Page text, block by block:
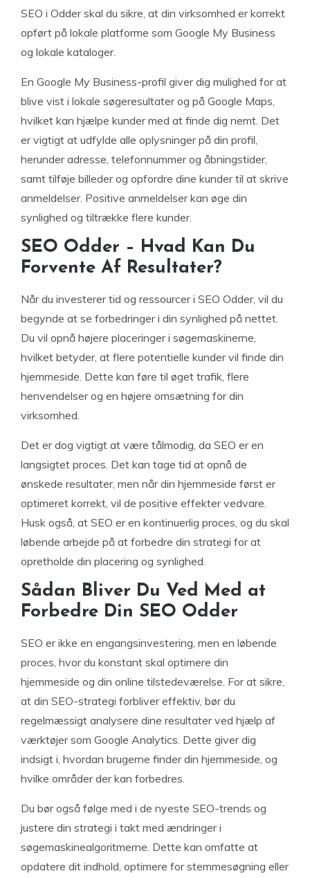
SEO i Odder skal du sikre, at din virksomhed er korrekt
opført på lokale platforme som Google My Business
og lokale kataloger.
En Google My Business-profil giver dig mulighed for at
blive vist i lokale søgeresultater og på Google Maps,
hvilket kan hjælpe kunder med at finde dig nemt. Det
er vigtigt at udfylde alle oplysninger på din profil,
herunder adresse, telefonnummer og åbningstider,
samt tilføje billeder og opfordre dine kunder til at skrive
anmeldelser. Positive anmeldelser kan øge din
synlighed og tiltrække flere kunder.
SEO Odder – Hvad Kan Du
Forvente Af Resultater?
Når du investerer tid og ressourcer i SEO Odder, vil du
begynde at se forbedringer i din synlighed på nettet.
Du vil opnå højere placeringer i søgemaskinerne,
hvilket betyder, at flere potentielle kunder vil finde din
hjemmeside. Dette kan føre til øget trafik, flere
henvendelser og en højere omsætning for din
virksomhed.
Det er dog vigtigt at være tålmodig, da SEO er en
langsigtet proces. Det kan tage tid at opnå de
ønskede resultater, men når din hjemmeside først er
optimeret korrekt, vil de positive effekter vedvare.
Husk også, at SEO er en kontinuerlig proces, og du skal
løbende arbejde på at forbedre din strategi for at
opretholde din placering og synlighed.
Sådan Bliver Du Ved Med at
Forbedre Din SEO Odder
SEO er ikke en engangsinvestering, men en løbende
proces, hvor du konstant skal optimere din
hjemmeside og din online tilstedeværelse. For at sikre,
at din SEO-strategi forbliver effektiv, bør du
regelmæssigt analysere dine resultater ved hjælp af
værktøjer som Google Analytics. Dette giver dig
indsigt i, hvordan brugerne finder din hjemmeside, og
hvilke områder der kan forbedres.
Du bør også følge med i de nyeste SEO-trends og
justere din strategi i takt med ændringer i
søgemaskinealgoritmerne. Dette kan omfatte at
opdatere dit indhold, optimere for stemmesøgning eller